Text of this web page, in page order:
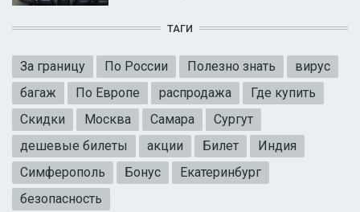
ТАГИ
За границу По России Полезно знать
вирус
багаж
По Европе распродажа
Где купить
Скидки
Москва Самара
Сургут
дешевые билеты
акции Билет
Индия
Симферополь
Бонус
Екатеринбург
безопасность